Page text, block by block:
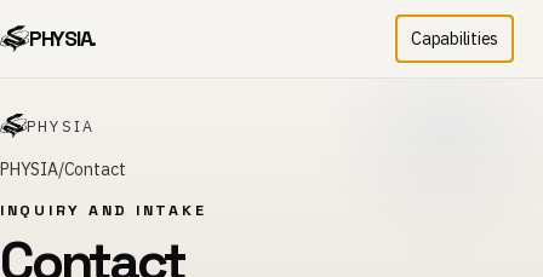
PHYSIA. Capabilities
PHYSIA
PHYSIA Contact
INQUIRY AND INTAKE
Contact